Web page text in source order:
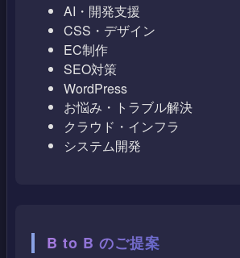
AI・開発支援
CSS・デザイン
EC制作
SEO対策
WordPress
お悩み・トラブル解決
クラウド・インフラ
システム開発
B to B のご提案